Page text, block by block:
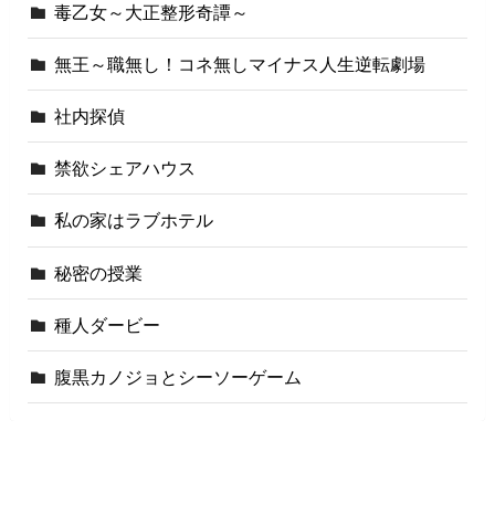
毒乙女～大正整形奇譚～
無王～職無し！コネ無しマイナス人生逆転劇場
社内探偵
禁欲シェアハウス
私の家はラブホテル
秘密の授業
種人ダービー
腹黒カノジョとシーソーゲーム